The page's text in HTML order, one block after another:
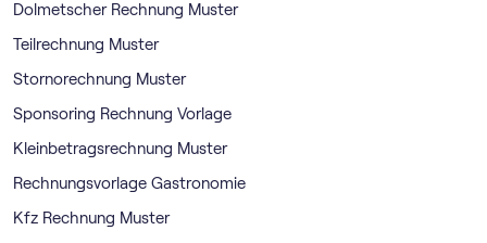
Dolmetscher Rechnung Muster
Teilrechnung Muster
Stornorechnung Muster
Sponsoring Rechnung Vorlage
Kleinbetragsrechnung Muster
Rechnungsvorlage Gastronomie
Kfz Rechnung Muster